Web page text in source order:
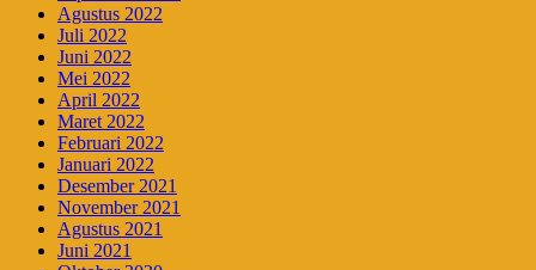
Agustus 2022
Juli 2022
Juni 2022
Mei 2022
April 2022
Maret 2022
Februari 2022
Januari 2022
Desember 2021
November 2021
Agustus 2021
Juni 2021